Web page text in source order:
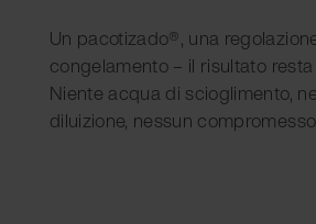
Un pacotizado®, una
congelamento – il risultato
Niente acqua di scioglimento,
diluizione, nessun compromesso.